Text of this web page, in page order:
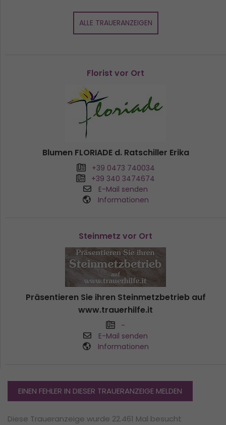
ALLE TRAUERANZEIGEN
Florist vor Ort
Blumen FLORIADE d. Ratschiller Erika
+39 0473 740034
+39 340 3474674
E-Mail senden
Informationen
Steinmetz vor Ort
Präsentieren Sie ihren Steinmetzbetrieb auf
www.trauerhilfe.it
-
E-Mail senden
Informationen
EINEN FEHLER IN DIESER TRAUERANZEIGE MELDEN
Diese Traueranzeige wurde 22.461 Mal besucht